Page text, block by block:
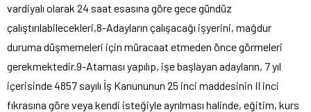
vardiyalı olarak 24 saat esasına göre gece gündüz
çalıştırılabilecekleri,8-Adayların çalışacağı işyerini, mağdur
duruma düşmemeleri için müracaat etmeden önce görmeleri
gerekmektedir.9-Ataması yapılıp, işe başlayan adayların, 7 yıl
içerisinde 4857 sayılı İş Kanununun 25 inci maddesinin II inci
fıkrasına göre veya kendi isteğiyle ayrılması halinde, eğitim, kurs